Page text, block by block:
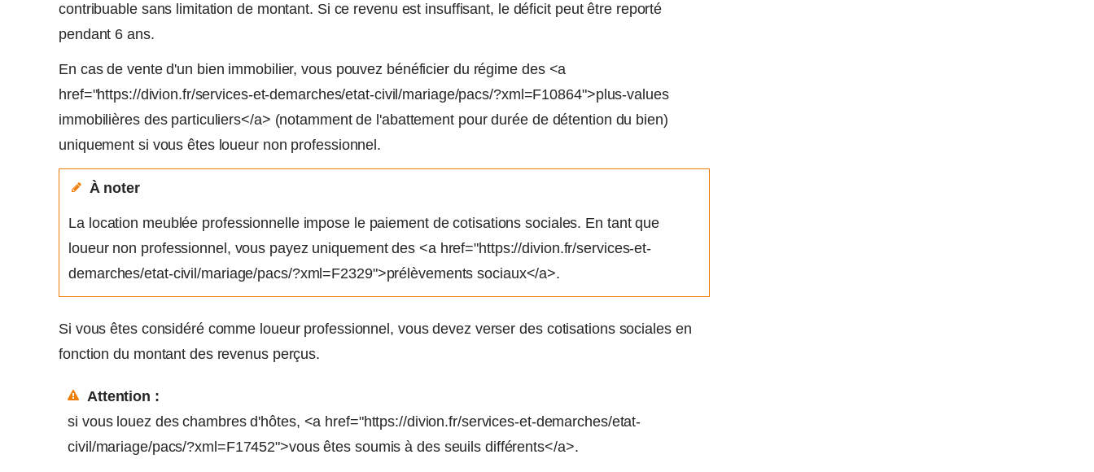
contribuable sans limitation de montant. Si ce revenu est insuffisant, le déficit peut être reporté
pendant 6 ans.
En cas de vente d'un bien immobilier, vous pouvez bénéficier du régime des <a
href="https://divion.fr/services-et-demarches/etat-civil/mariage/pacs/?xml=F10864">plus-values
immobilières des particuliers</a> (notamment de l'abattement pour durée de détention du bien)
uniquement si vous êtes loueur non professionnel.
À noter
La location meublée professionnelle impose le paiement de cotisations sociales. En tant que
loueur non professionnel, vous payez uniquement des <a href="https://divion.fr/services-et-
demarches/etat-civil/mariage/pacs/?xml=F2329">prélèvements sociaux</a>.
Si vous êtes considéré comme loueur professionnel, vous devez verser des cotisations sociales en
fonction du montant des revenus perçus.
Attention :
si vous louez des chambres d'hôtes, <a href="https://divion.fr/services-et-demarches/etat-
civil/mariage/pacs/?xml=F17452">vous êtes soumis à des seuils différents</a>.